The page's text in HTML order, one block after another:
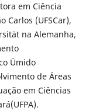
em Ciência
Carlos (UFSCar),
na Alemanha,
Úmido
de Áreas
em Ciências